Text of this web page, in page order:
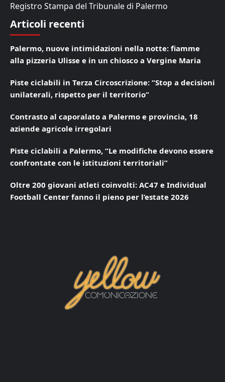
Registro Stampa del Tribunale di Palermo
Articoli recenti
Palermo, nuove intimidazioni nella notte: fiamme
alla pizzeria Ulisse e in un chiosco a Vergine Maria
Piste ciclabili in Terza Circoscrizione: “Stop a decisioni
unilaterali, rispetto per il territorio”
Contrasto al caporalato a Palermo e provincia, 18
aziende agricole irregolari
Piste ciclabili a Palermo, “Le modifiche devono essere
confrontate con le istituzioni territoriali”
Oltre 200 giovani atleti coinvolti: AC47 e Individual
Football Center fanno il pieno per l’estate 2026